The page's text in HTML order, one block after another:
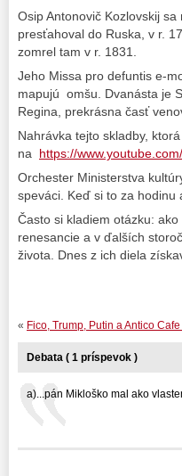
Osip Antonovič Kozlovskij
presťahoval do Ruska, v r.
zomrel tam v r. 1831.
Jeho Missa pro defuntis e-
mapujú omšu. Dvanásta je
Regina, prekrásna časť
Nahrávka tejto skladby,
na https://
Orchester Ministerstva
speváci. Keď si to za
Často si kladiem otázku:
renesancie a v ďalších
života. Dnes z ich diela
« Fico, Trump, Putin a Antico
Debata ( 1 príspevok )
a)...pán Mikloško mal ako